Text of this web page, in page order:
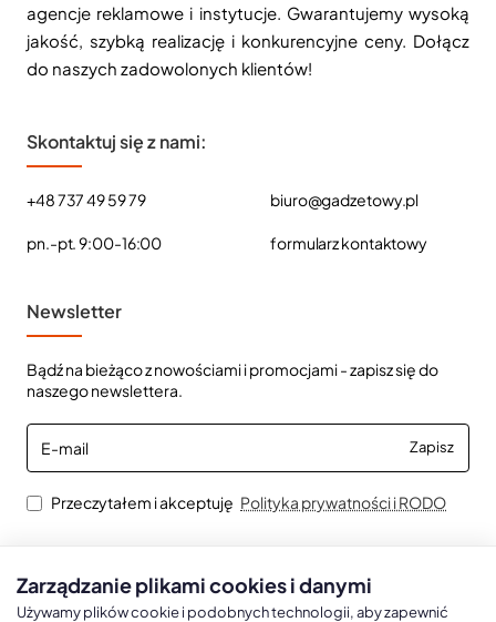
agencje reklamowe i instytucje. Gwarantujemy wysoką
jakość, szybką realizację i konkurencyjne ceny. Dołącz
do naszych zadowolonych klientów!
Skontaktuj się z nami:
+48 737 49 59 79
pn.-pt. 9:00-16:00
biuro@gadzetowy.pl
formularz kontaktowy
Newsletter
Bądź na bieżąco z nowościami i promocjami - zapisz się do
naszego newslettera.
E-
mail
Zapisz
Przeczytałem i akceptuję Polityka prywatności i RODO
Kalendarze książkowe Kalendarze Ścienne
Zarządzanie plikami cookies i danymi
Używamy plików cookie i podobnych technologii, aby zapewnić